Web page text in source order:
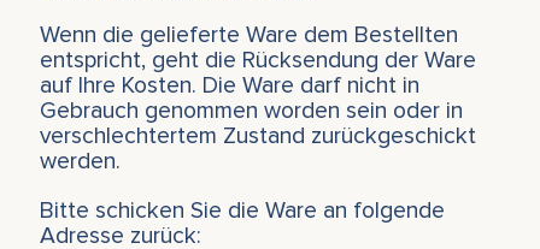
Wenn die gelieferte Ware dem Bestellten
entspricht, geht die Rücksendung der Ware
auf Ihre Kosten. Die Ware darf nicht in
Gebrauch genommen worden sein oder in
verschlechtertem Zustand zurückgeschickt
werden.
Bitte schicken Sie die Ware an folgende
Adresse zurück: